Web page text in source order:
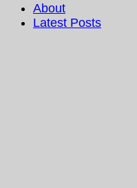
About
Latest Posts